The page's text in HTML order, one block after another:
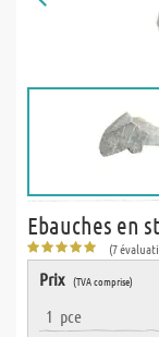
Ebauches en
(7
Prix (TVA comprise)
1 pce